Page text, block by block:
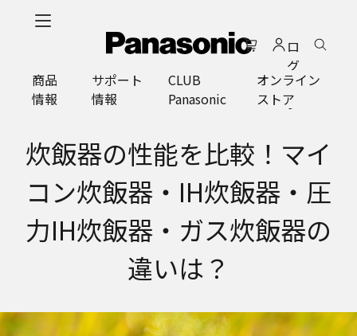
ロ
グ
イ
ン
商品
情報
サポート
情報
CLUB
Panasonic
オンライン
ストア
炊飯器の性能を比較！マイ
コン炊飯器・IH炊飯器・圧
力IH炊飯器・ガス炊飯器の
違いは？